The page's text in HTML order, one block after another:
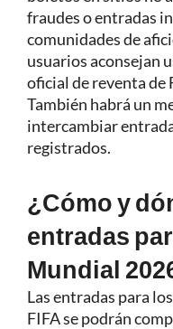
fraudes o entradas
comunidades de
usuarios aconsejan
oficial de reventa de
También habrá un
intercambiar
registrados.
¿Cómo y
entradas
Mundial
Las entradas para
FIFA se podrán